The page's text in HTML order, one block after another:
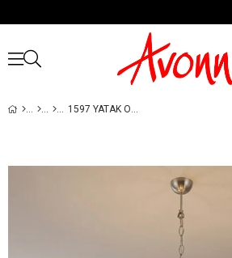
1597 YATAK ODASI AVIZESI